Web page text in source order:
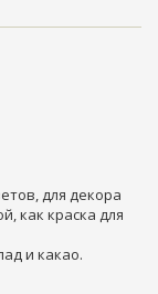
для декора
как краска для
и какао.